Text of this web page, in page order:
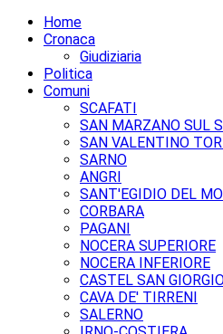
Home
Cronaca
Giudiziaria
Politica
Comuni
SCAFATI
SAN MARZANO SUL
SAN VALENTINO
SARNO
ANGRI
SANT'EGIDIO DEL
CORBARA
PAGANI
NOCERA SUPERIORE
NOCERA INFERIORE
CASTEL SAN
CAVA DE' TIRRENI
SALERNO